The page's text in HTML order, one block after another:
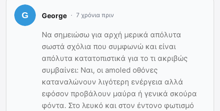
George 7 χρόνια πριν
Να σημειώσω για αρχή μερικά απόλυτα
σωστά σχόλια που συμφωνώ και είναι
απόλυτα κατατοπιστικά για το τι ακριβώς
συμβαίνει: Ναι, οι amoled οθόνες
καταναλώνουν λιγότερη ενέργεια αλλά
εφόσον προβάλουν μαύρα ή γενικά σκούρα
φόντα. Στο λευκό και στον έντονο φωτισμό